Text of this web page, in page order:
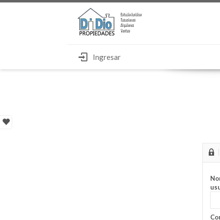
Ingresar